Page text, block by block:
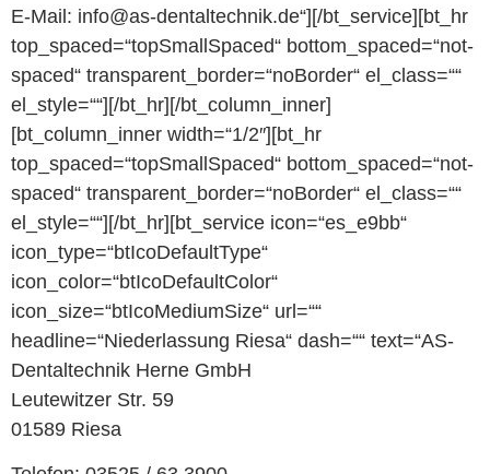
E-Mail: info@as-dentaltechnik.de“][/bt_service][bt_hr
top_spaced=“topSmallSpaced“ bottom_spaced=“not-
spaced“ transparent_border=“noBorder“ el_class=““
el_style=““][/bt_hr][/bt_column_inner]
[bt_column_inner width=“1/2″][bt_hr
top_spaced=“topSmallSpaced“ bottom_spaced=“not-
spaced“ transparent_border=“noBorder“ el_class=““
el_style=““][/bt_hr][bt_service icon=“es_e9bb“
icon_type=“btIcoDefaultType“
icon_color=“btIcoDefaultColor“
icon_size=“btIcoMediumSize“ url=““
headline=“Niederlassung Riesa“ dash=““ text=“AS-
Dentaltechnik Herne GmbH
Leutewitzer Str. 59
01589 Riesa